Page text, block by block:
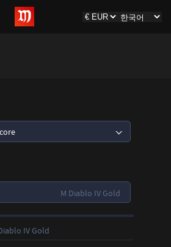
M Diablo IV Gold
IV Gold